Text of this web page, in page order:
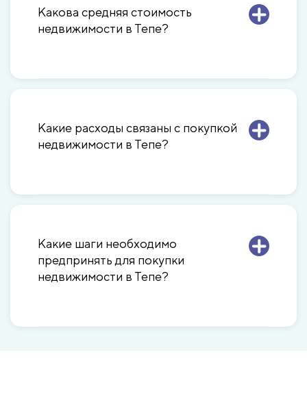
Какова средняя стоимость
недвижимости в Тепе?
Какие расходы связаны с покупкой
недвижимости в Тепе?
Какие шаги необходимо
предпринять для покупки
недвижимости в Тепе?